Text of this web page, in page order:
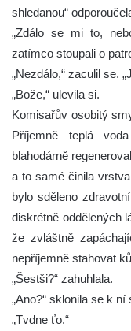
shledanou“
„Zdálo se mi to,
zatímco stoupali o
„Nezdálo,“ zaculil se.
„Bože,“ ulevila si.
Komisařův osobitý
Příjemně teplá
blahodárně
a to samé činila
bylo sděleno
diskrétně oddělených
že zvláštně
nepříjemně stahovat
„Šestši?“ zahuhlala.
„Ano?“ sklonila se k
„Tvdne ťo.“